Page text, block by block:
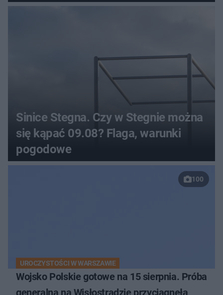
Sinice Stegna. Czy w Stegnie można
się kąpać 09.08? Flaga, warunki
pogodowe
100
UROCZYSTOŚCI W WARSZAWIE
Wojsko Polskie gotowe na 15 sierpnia. Próba
generalna na Wisłostradzie przyciągnęła